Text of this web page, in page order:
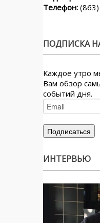
Телефон:
ПОДПИСКА
Каждое утро
Вам обзор
событий дня.
ИНТЕРВЬЮ